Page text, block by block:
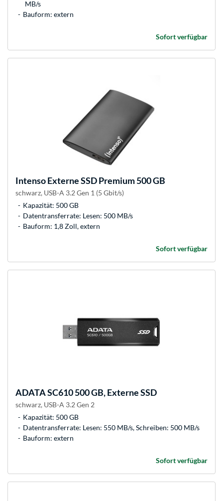
MB/s
Bauform: extern
Sofort verfügbar
IntensoExterne SSD Premium 500 GB
schwarz, USB-A 3.2 Gen 1 (5 Gbit/s)
Kapazität: 500 GB
Datentransferrate: Lesen: 500 MB/s
Bauform: 1,8 Zoll, extern
Sofort verfügbar
ADATASC610 500 GB, Externe SSD
schwarz, USB-A 3.2 Gen 2
Kapazität: 500 GB
Datentransferrate: Lesen: 550 MB/s, Schreiben: 500 MB/s
Bauform: extern
Sofort verfügbar